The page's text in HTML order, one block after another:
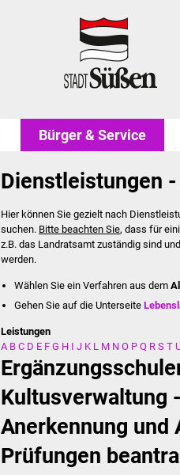
Bürger & Service
Dienstleistungen
Hier können Sie gezielt nach
suchen. Bitte beachten Sie, dass für
z.B. das Landratsamt zuständig sind
werden.
Wählen Sie ein Verfahren aus dem
Gehen Sie auf die Unterseite
Leistungen
A B C D E F G H I J K L M N O P Q R S T
Kultusverwaltung
Anerkennung und
Prüfungen